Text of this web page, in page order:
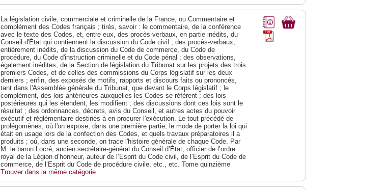
La législation civile, commerciale et criminelle de la France, ou Commentaire et
complément des Codes français ; tirés, savoir : le commentaire, de la conférence
avec le texte des Codes, et, entre eux, des procès-verbaux, en partie inédits, du
Conseil d'État qui contiennent la discussion du Code civil ; des procès-verbaux,
entièrement inédits, de la discussion du Code de commerce, du Code de
procédure, du Code d'instruction criminelle et du Code pénal ; des observations,
également inédites, de la Section de législation du Tribunat sur les projets des trois
premiers Codes, et de celles des commissions du Corps législatif sur les deux
derniers ; enfin, des exposés de motifs, rapports et discours faits ou prononcés,
tant dans l'Assemblée générale du Tribunat, que devant le Corps législatif ; le
complément, des lois antérieures auxquelles les Codes se réfèrent ; des lois
postérieures qui les étendent, les modifient ; des discussions dont ces lois sont le
résultat ; des ordonnances, décrets, avis du Conseil, et autres actes du pouvoir
exécutif et réglémentaire destinés à en procurer l'exécution. Le tout précédé de
prolégomènes, où l'on expose, dans une première partie, le mode de porter la loi qui
était en usage lors de la confection des Codes, et quels travaux préparatoires il a
produits ; où, dans une seconde, on trace l'histoire générale de chaque Code. Par
M. le baron Locré, ancien secrétaire-général du Conseil d’État, officier de l’ordre
royal de la Légion d’honneur, auteur de l’Esprit du Code civil, de l’Esprit du Code de
commerce, de l’Esprit du Code de procédure civile, etc., etc. Tome quinzième
Trouver dans la même catégorie